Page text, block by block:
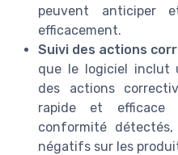
peuvent anticiper
efficacement.
Suivi des actions
que le logiciel inclut
des actions
rapide et efficace
conformité
négatifs sur les